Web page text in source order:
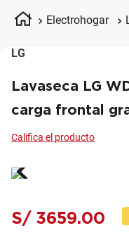
Electrohogar
LG
Lavaseca LG
carga frontal
S/ 3659.00
celulares
4. apple